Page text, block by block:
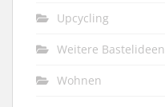
Upcycling
Weitere Bastelideen
Wohnen